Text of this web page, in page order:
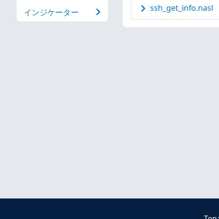
インジケーター ssh_get_info.nasl